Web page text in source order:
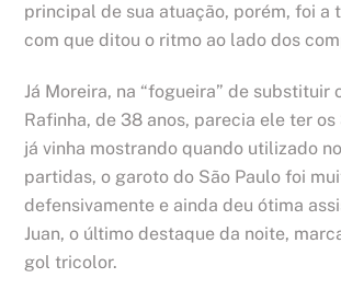
principal de sua atuação, porém, foi a
com que ditou o ritmo ao lado dos
Já Moreira, na “fogueira” de substituir
Rafinha, de 38 anos, parecia ele ter os
já vinha mostrando quando utilizado
partidas, o garoto do São Paulo foi
defensivamente e ainda deu ótima
Juan, o último destaque da noite,
gol tricolor.